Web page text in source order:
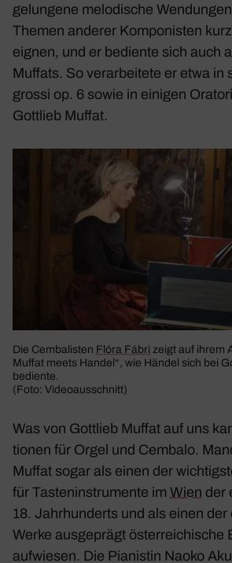
gelun­gene melo­di­sche
Themen anderer Kompo­nisten
eignen, und er bediente sich auch
Muffats. So verar­bei­tete er etwa in
grossi op. 6 sowie in einigen
Gott­lieb Muffat.
Die Cemba­listen Flóra Fábri zeigt auf ihrem
Muffat meets Handel“, wie Händel sich bei
bediente.
(Foto: Video­aus­schnitt)
Was von Gott­lieb Muffat auf uns
tionen für Orgel und Cembalo.
Muffat sogar als einen der
für Tasten­in­stru­mente im Wien der
18. Jahr­hun­derts und als einen der
Werke ausge­prägt öster­rei­chi­sche
aufwiesen. Die Pianistin Naoko